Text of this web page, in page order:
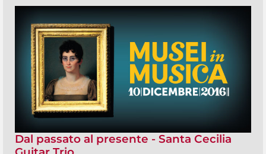
Dal passato al presente - Santa Cecilia